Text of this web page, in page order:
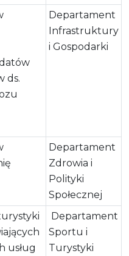
ds.
Departament
Infrastruktury
i Gospodarki
Departament
Zdrowia i
Polityki
Społecznej
usług
Departament
Sportu i
Turystyki